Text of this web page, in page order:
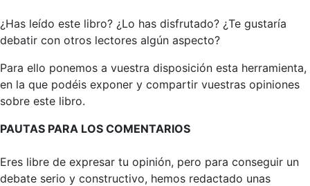
¿Has leído este libro? ¿Lo has disfrutado? ¿Te gustaría
debatir con otros lectores algún aspecto?
Para ello ponemos a vuestra disposición esta herramienta,
en la que podéis exponer y compartir vuestras opiniones
sobre este libro.
PAUTAS PARA LOS COMENTARIOS
Eres libre de expresar tu opinión, pero para conseguir un
debate serio y constructivo, hemos redactado unas